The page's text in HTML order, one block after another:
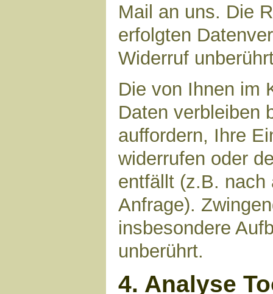
Mail an uns. Die
erfolgten
Widerruf
Die von Ihnen im
Daten verbleiben
auffordern, Ihre
widerrufen oder
entfällt (z.B. nach
Anfrage).
insbesondere
unberührt.
4. Analyse